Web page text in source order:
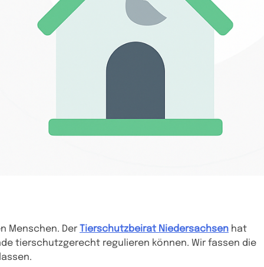
Menschen. Der Tierschutzbeirat Niedersachsen hat
tierschutzgerecht regulieren können. Wir fassen die